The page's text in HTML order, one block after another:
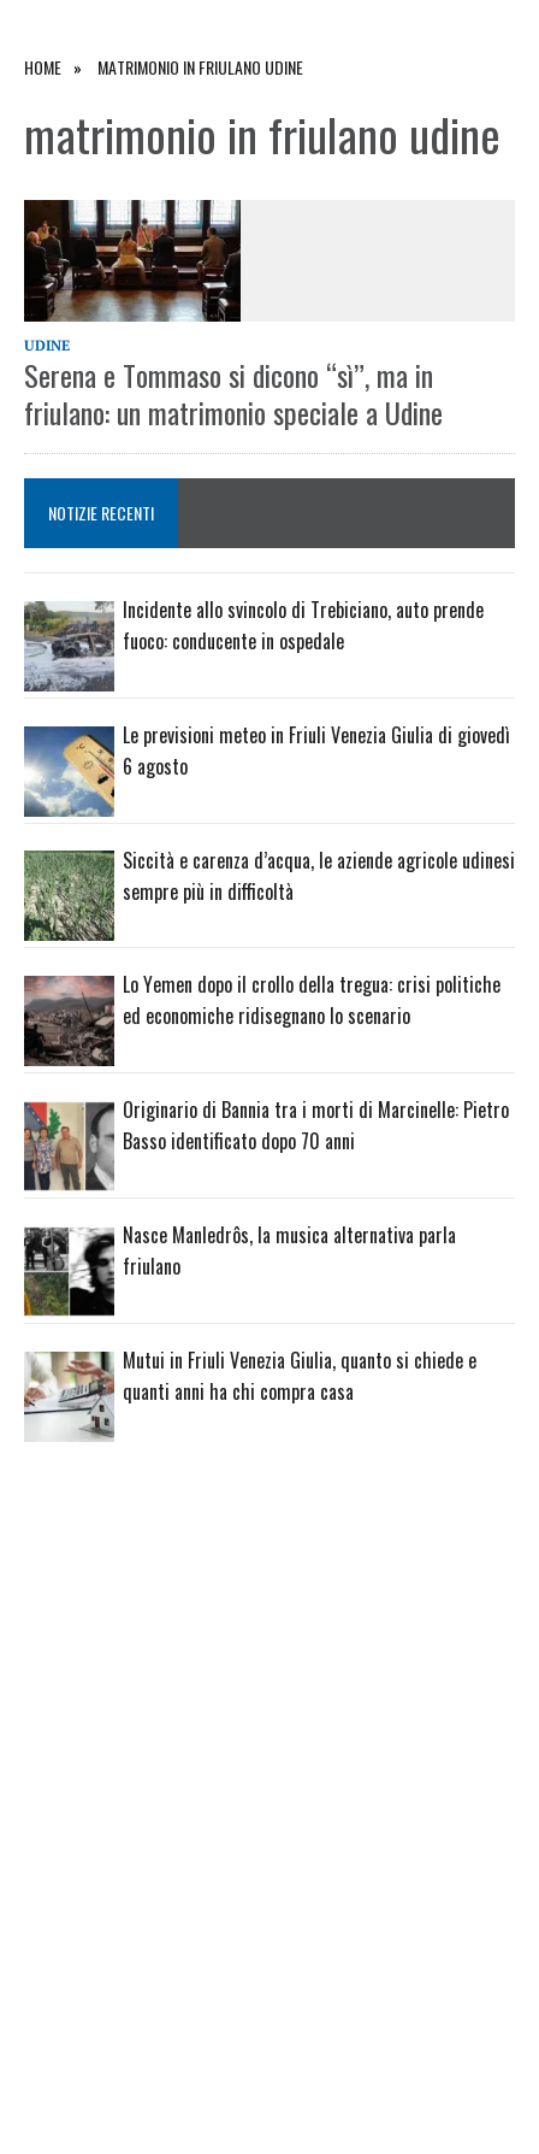
HOME MATRIMONIO IN FRIULANO UDINE
matrimonio in friulano udine
UDINE
Serena e Tommaso si dicono “sì”, ma in
friulano: un matrimonio speciale a Udine
NOTIZIE RECENTI
Incidente allo svincolo di Trebiciano, auto prende
fuoco: conducente in ospedale
Le previsioni meteo in Friuli Venezia Giulia di giovedì
6 agosto
Siccità e carenza d’acqua, le aziende agricole udinesi
sempre più in difficoltà
Lo Yemen dopo il crollo della tregua: crisi politiche
ed economiche ridisegnano lo scenario
Originario di Bannia tra i morti di Marcinelle: Pietro
Basso identificato dopo 70 anni
Nasce Manledrôs, la musica alternativa parla
friulano
Mutui in Friuli Venezia Giulia, quanto si chiede e
quanti anni ha chi compra casa